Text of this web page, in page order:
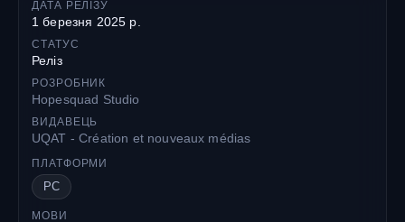
ДАТА РЕЛІЗУ
1 березня 2025 р.
СТАТУС
Реліз
РОЗРОБНИК
Hopesquad Studio
ВИДАВЕЦЬ
UQAT - Création et nouveaux médias
ПЛАТФОРМИ
PC
МОВИ